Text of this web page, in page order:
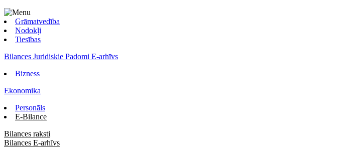
Grāmatvedība
Nodokļi
Tiesības
Bilances Juridiskie Padomi E-arhīvs
Bizness
Ekonomika
Personāls
E-Bilance
Bilances raksti
Bilances E-arhīvs